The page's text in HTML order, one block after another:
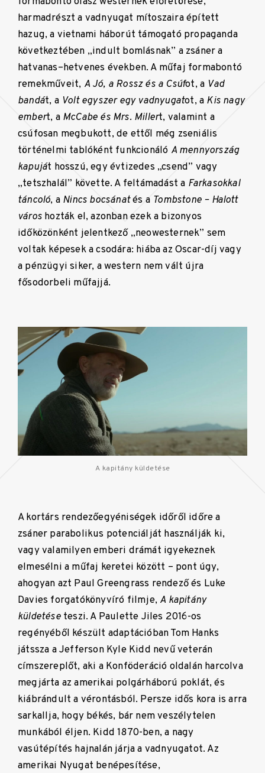
harmadrészt a vadnyugat mítoszaira épített
hazug, a vietnami háborút támogató propaganda
következtében „indult bomlásnak” a zsáner a
hatvanas–hetvenes években. A műfaj formabontó
remekműveit, A Jó, a Rossz és a Csúfot, a Vad
bandát, a Volt egyszer egy vadnyugatot, a Kis nagy
embert, a McCabe és Mrs. Millert, valamint a
csúfosan megbukott, de ettől még zseniális
történelmi tablóként funkcionáló A mennyország
kapuját hosszú, egy évtizedes „csend” vagy
„tetszhalál” követte. A feltámadást a Farkasokkal
táncoló, a Nincs bocsánatés a Tombstone – Halott
város hozták el, azonban ezek a bizonyos
időközönként jelentkező „neowesternek” sem
voltak képesek a csodára: hiába az Oscar-díj vagy
a pénzügyi siker, a western nem vált újra
fősodorbeli műfajjá.
A kapitány küldetése
A kortárs rendezőegyéniségek időről időre a
zsáner parabolikus potenciálját használják ki,
vagy valamilyen emberi drámát igyekeznek
elmesélni a műfaj keretei között – pont úgy,
ahogyan azt Paul Greengrass rendező és Luke
Davies forgatókönyvíró filmje, A kapitány
küldetéseteszi. A Paulette Jiles 2016-os
regényéből készült adaptációban Tom Hanks
játssza a Jefferson Kyle Kidd nevű veterán
címszereplőt, aki a Konföderáció oldalán harcolva
megjárta az amerikai polgárháború poklát, és
kiábrándult a vérontásból. Persze idős kora is arra
sarkallja, hogy békés, bár nem veszélytelen
munkából éljen. Kidd 1870-ben, a nagy
vasútépítés hajnalán járja a vadnyugatot. Az
amerikai Nyugat benépesítése,